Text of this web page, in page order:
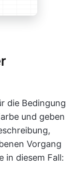
die Bedingung
und geben
Vorgang
in diesem Fall: